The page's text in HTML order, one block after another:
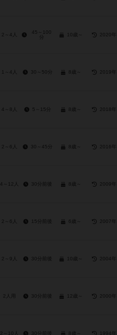
2～4人
45～100
分
10歳～ 2020年
1～4人 30～50分 8歳～ 2019年
4～8人 5～15分 8歳～ 2018年
2～6人 30～45分 8歳～ 2016年
4～12人 30分前後 8歳～ 2009年
2～6人 15分前後 6歳～ 2007年
2～9人 30分前後 10歳～ 2004年
2人用 30分前後 12歳～ 2000年
2～10人 30分前後 8歳～ 1994年